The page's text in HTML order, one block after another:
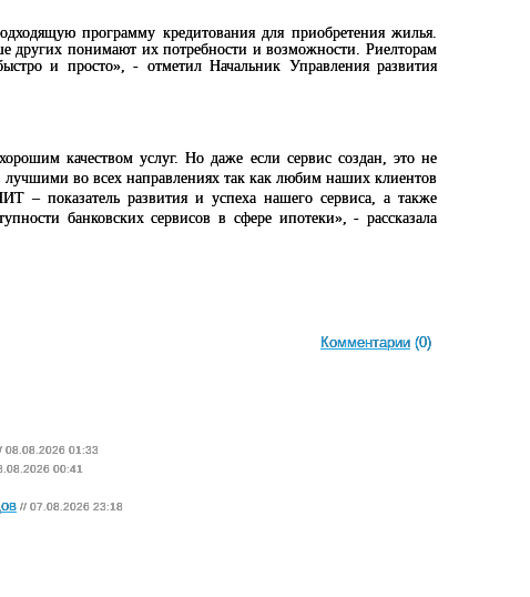
программу кредитования для приобретения жилья.
других понимают их потребности и возможности. Риелторам
и просто», - отметил Начальник Управления развития
качеством услуг. Но даже если сервис создан, это не
лучшими во всех направлениях так как любим наших клиентов
– показатель развития и успеха нашего сервиса, а также
банковских сервисов в сфере ипотеки», - рассказала
Комментарии (0)
08.08.2026 01:33
00:41
// 07.08.2026 23:18